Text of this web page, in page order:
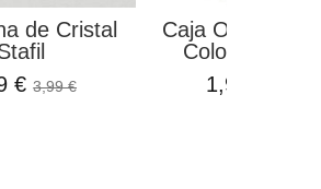
de Cristal
€3,99 €
Caja Ojales
Color
1,96 €